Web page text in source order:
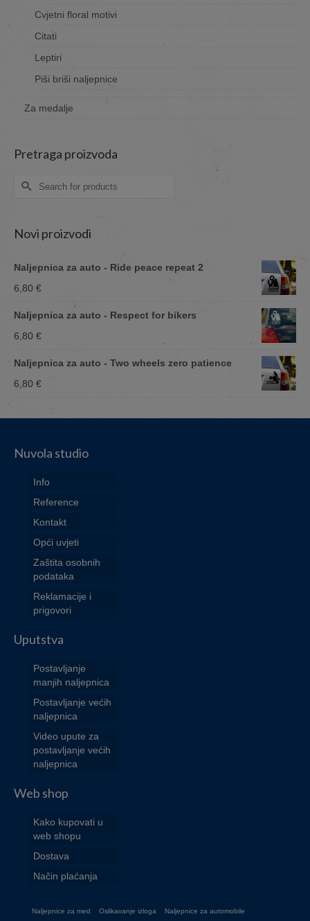
Cvjetni floral motivi
Citati
Leptiri
Piši briši naljepnice
Za medalje
Pretraga proizvoda
Search
Novi proizvodi
Naljepnica za auto - Ride peace repeat 2
6,80 €
Naljepnica za auto - Respect for bikers
6,80 €
Naljepnica za auto - Two wheels zero patience
6,80 €
Nuvola studio
Info
Reference
Kontakt
Opći uvjeti
Zaštita osobnih
podataka
Reklamacije i
prigovori
Uputstva
Postavljanje
manjih naljepnica
Postavljanje većih
naljepnica
Video upute za
postavljanje većih
naljepnica
Web shop
Kako kupovati u
web shopu
Dostava
Način plaćanja
Naljepnice za med Oslikavanje izloga Naljepnice za automobile